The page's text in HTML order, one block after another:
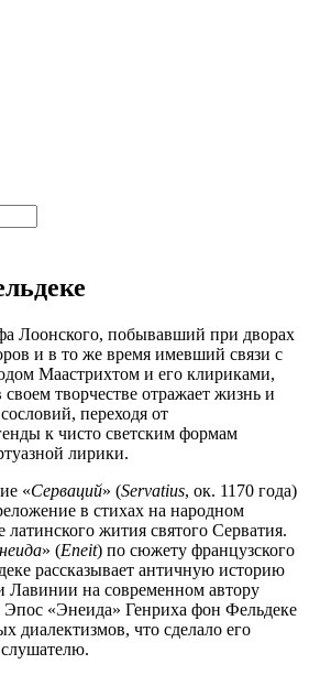
Лоонского, побывавший при дворах
и в то же время имевший связи с
Маастрихтом и его клириками,
творчестве отражает жизнь и
переходя от
к чисто светским формам
лирики.
«Серваций» (Servatius, ок. 1170 года)
в стихах на народном
латинского жития святого Серватия.
» (Eneit) по сюжету французского
рассказывает античную историю
на современном автору
«Энеида» Генриха фон Фельдеке
диалектизмов, что сделало его